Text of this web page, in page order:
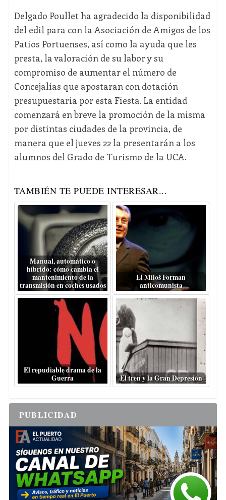
Delgado Poullet ha agradecido la disponibilidad
del edil para con la Asociación de Amigos de los
Patios Portuenses, así como la ayuda que les
presta, la valoración de su labor y su
compromiso de aumentar el número de
Concejalías que apostaran con dotación
presupuestaria por esta Fiesta. La entidad
comenzará en breve la promoción de la misma
por distintas ciudades de la provincia, de
manera que el jueves 22 la presentarán a los
alumnos del Grado de Turismo de la UCA.
TAMBIÉN TE PUEDE INTERESAR...
Manual, automático o
híbrido: cómo cambia el
mantenimiento de la
transmisión en coches usados
El Miloš Forman
anticomunista
El repudiable drama de la
Guerra
El tren y la Gran Depresión
PUBLICIDAD